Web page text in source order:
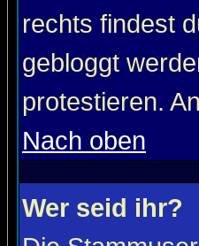
rechts findest
gebloggt
protestieren.
Nach oben
Wer seid ihr?